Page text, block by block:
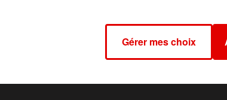
Gérer mes choix